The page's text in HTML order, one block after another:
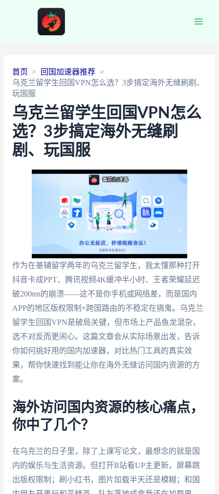
首页
回国加速器推荐
乌克兰留学生回国VPN怎么选？3步搞定海外无缝刷剧、
玩国服
乌克兰留学生回国VPN怎么
选？3步搞定海外无缝刷
剧、玩国服
作为在基辅留学两年的乌克兰留学生，我太懂那种打开
抖音卡成PPT、腾讯视频4K缓冲半小时、王者荣耀延迟
破200ms的崩溃——这不是你手机或网络差，而是国内
APP的地区版权限制+跨国路由的不稳定在搞鬼。乌克兰
留学生回国VPN是破局关键，但市场上产品鱼龙混杂，
选不对反而更闹心。这篇文章会从实际场景出发，告诉
你如何挑好用的国内加速器，对比热门工具的真实效
果，帮你快速找到能让你在海外无缝访问国内资源的方
案。
海外访问国内资源的核心痛点，
你中了几个？
在乌克兰的日子里，除了上课写论文，最想念的就是国
内的娱乐与生活资源。但打开B站看UP主更新，屏幕跳
出版权限制；刷小红书，图片加载半天还是模糊；和国